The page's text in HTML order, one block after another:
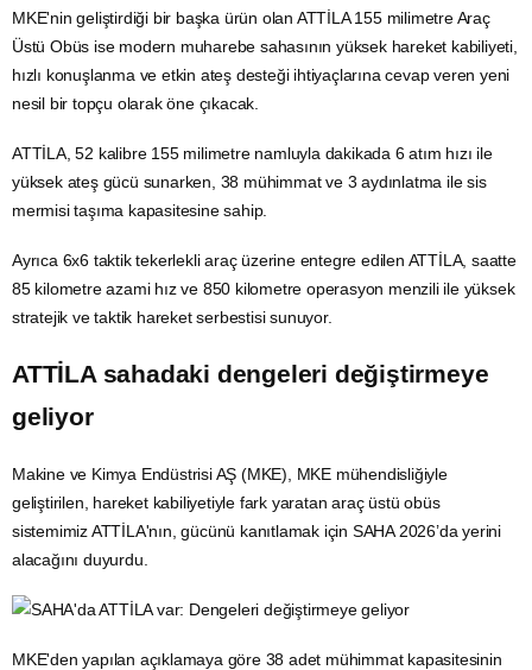
MKE'nin geliştirdiği bir başka ürün olan ATTİLA 155 milimetre Araç
Üstü Obüs ise modern muharebe sahasının yüksek hareket kabiliyeti,
hızlı konuşlanma ve etkin ateş desteği ihtiyaçlarına cevap veren yeni
nesil bir topçu olarak öne çıkacak.
ATTİLA, 52 kalibre 155 milimetre namluyla dakikada 6 atım hızı ile
yüksek ateş gücü sunarken, 38 mühimmat ve 3 aydınlatma ile sis
mermisi taşıma kapasitesine sahip.
Ayrıca 6x6 taktik tekerlekli araç üzerine entegre edilen ATTİLA, saatte
85 kilometre azami hız ve 850 kilometre operasyon menzili ile yüksek
stratejik ve taktik hareket serbestisi sunuyor.
ATTİLA sahadaki dengeleri değiştirmeye
geliyor
Makine ve Kimya Endüstrisi AŞ (MKE), MKE mühendisliğiyle
geliştirilen, hareket kabiliyetiyle fark yaratan araç üstü obüs
sistemimiz ATTİLA'nın, gücünü kanıtlamak için SAHA 2026’da yerini
alacağını duyurdu.
MKE'den yapılan açıklamaya göre 38 adet mühimmat kapasitesinin